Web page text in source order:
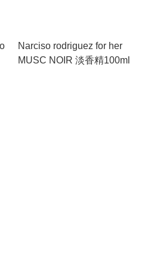
Narciso rodriguez for her
MUSC NOIR 淡香精100ml